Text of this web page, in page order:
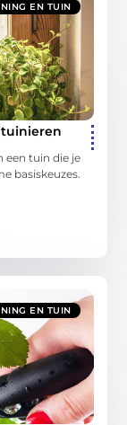
EN TUIN
een tuin die je
basiskeuzes.
EN TUIN